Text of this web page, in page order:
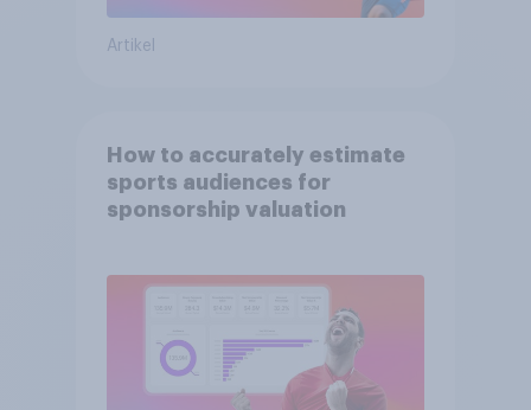
Artikel
How to accurately estimate
sports audiences for
sponsorship valuation